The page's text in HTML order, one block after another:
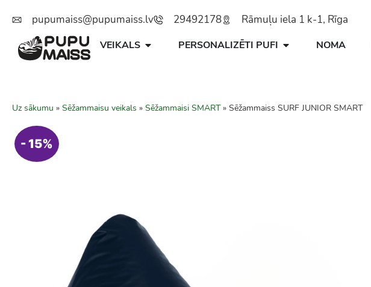
pupumaiss@pupumaiss.lv 29492178 Rāmuļu iela 1 k-1, Rīga
VEIKALS PERSONALIZĒTI PUFI NOMA
Uz sākumu » Sēžammaisu veikals » Sēžammaisi SMART» Sēžammaiss SURF JUNIOR SMART
- 15%